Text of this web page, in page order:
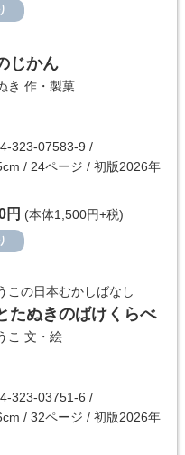
じかん
き 作・製菓
323-07583-9 /
/ 24ページ / 初版2026年
円 (本体1,500円+税)
この日本むかしばなし
たぬきのばけくらべ
こ 文・絵
323-03751-6 /
/ 32ページ / 初版2026年